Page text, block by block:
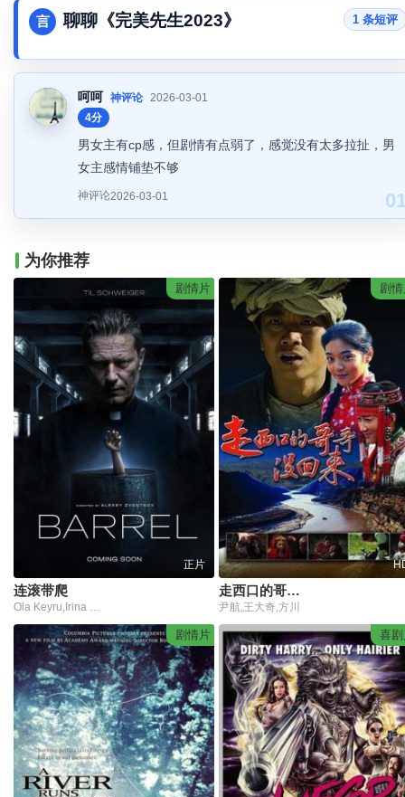
言 聊聊《完美先生2023》 1 条短评
呵呵 神评论 2026-03-01
4分
男女主有cp感，但剧情有点弱了，感觉没有太多拉扯，男
女主感情铺垫不够
神评论2026-03-01
为你推荐
剧情片
正片
连滚带爬
Ola Keyru,Irina Kobzeva,Natan Paul-Collis
剧
走西口的哥哥没回来
尹航,王大奇,方川
剧情片 喜